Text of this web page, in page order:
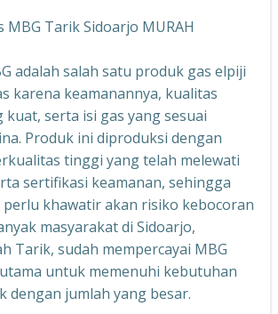
MBG Tarik Sidoarjo MURAH
adalah salah satu produk gas elpiji
karena keamanannya, kualitas
serta isi gas yang sesuai
Produk ini diproduksi dengan
tinggi yang telah melewati
sertifikasi keamanan, sehingga
khawatir akan risiko kebocoran
masyarakat di Sidoarjo,
Tarik, sudah mempercayai MBG
untuk memenuhi kebutuhan
dengan jumlah yang besar.